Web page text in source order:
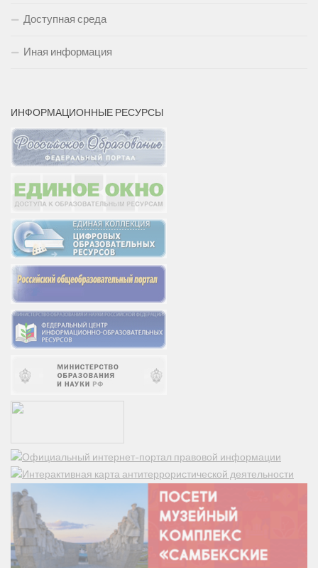
Доступная среда
Иная информация
ИНФОРМАЦИОННЫЕ РЕСУРСЫ